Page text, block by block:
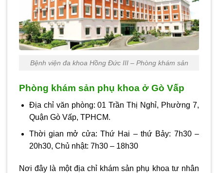
Bệnh viện đa khoa Hồng Đức III – Phòng khám sản
Phòng khám sản phụ khoa ở Gò Vấp
Địa chỉ văn phòng: 01 Trần Thị Nghỉ, Phường 7,
Quận Gò Vấp, TPHCM.
Thời gian mở cửa: Thứ Hai – thứ Bảy: 7h30 –
20h30, Chủ nhật: 7h30 – 18h30
Nơi đây là một địa chỉ khám sản phụ khoa tư nhân